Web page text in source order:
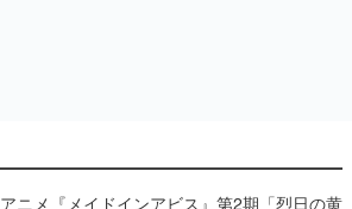
アニメ『メイドインアビス』第2期「烈日の黄